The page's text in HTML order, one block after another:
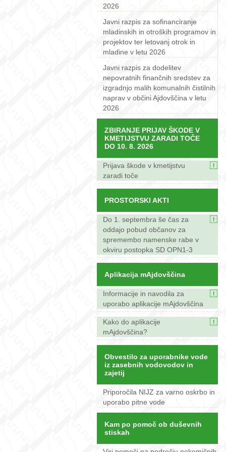
2026
Javni razpis za sofinanciranje
mladinskih in otroških programov in
projektov ter letovanj otrok in
mladine v letu 2026
Javni razpis za dodelitev
nepovratnih finančnih sredstev za
izgradnjo malih komunalnih čistilnih
naprav v občini Ajdovščina v letu
2026
ZBIRANJE PRIJAV ŠKODE V
KMETIJSTVU ZARADI TOČE
DO 10. 8. 2026
Prijava škode v kmetijstvu
zaradi toče
PROSTORSKI AKTI
Do 1. septembra še čas za
oddajo pobud občanov za
spremembo namenske rabe v
okviru postopka SD OPN1-3
Aplikacija mAjdovščina
Informacije in navodila za
uporabo aplikacije mAjdovščina
Kako do aplikacije
mAjdovščina?
Obvestilo za uporabnike vode
iz zasebnih vodovodov in
zajetij
Priporočila NIJZ za varno oskrbo in
uporabo pitne vode
Kam po pomoč ob duševnih
stiskah